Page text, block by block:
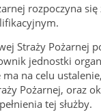
rozpoczyna
Straży Pożarnej
jednostki
na celu
Pożarnej, oraz
tej służby.